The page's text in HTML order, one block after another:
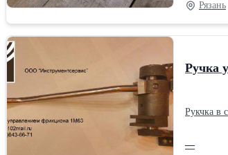
Рязань
Ручка
Рукчка в
—